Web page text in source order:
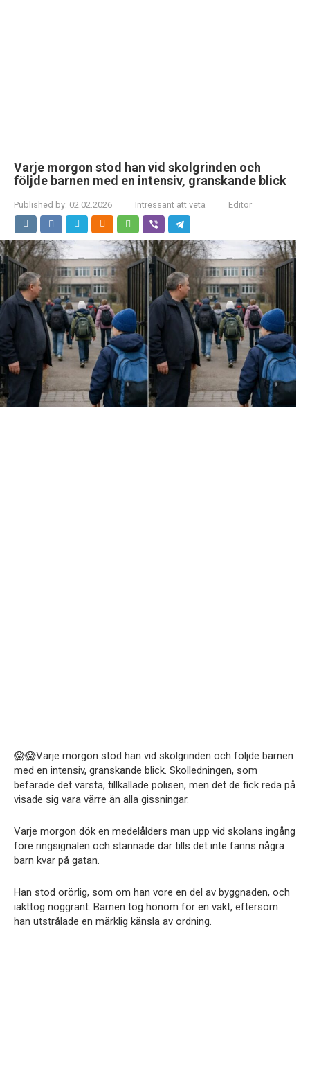
Varje morgon stod han vid skolgrinden och
följde barnen med en intensiv, granskande blick
Published by: 02.02.2026 Intressant att veta Editor
😱😱Varje morgon stod han vid skolgrinden och följde barnen
med en intensiv, granskande blick. Skolledningen, som
befarade det värsta, tillkallade polisen, men det de fick reda på
visade sig vara värre än alla gissningar.
Varje morgon dök en medelålders man upp vid skolans ingång
före ringsignalen och stannade där tills det inte fanns några
barn kvar på gatan.
Han stod orörlig, som om han vore en del av byggnaden, och
iakttog noggrant. Barnen tog honom för en vakt, eftersom
han utstrålade en märklig känsla av ordning.